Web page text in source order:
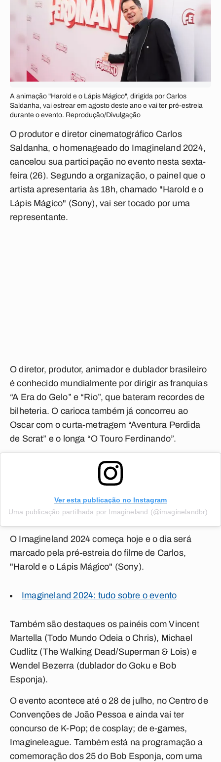
A animação "Harold e o Lápis Mágico", dirigida por Carlos
Saldanha, vai estrear em agosto deste ano e vai ter pré-estreia
durante o evento. Reprodução/Divulgação
O produtor e diretor cinematográfico Carlos
Saldanha, o homenageado do Imagineland 2024,
cancelou sua participação no evento nesta sexta-
feira (26). Segundo a organização, o painel que o
artista apresentaria às 18h, chamado "Harold e o
Lápis Mágico" (Sony), vai ser tocado por uma
representante.
O diretor, produtor, animador e dublador brasileiro
é conhecido mundialmente por dirigir as franquias
“A Era do Gelo” e “Rio”, que bateram recordes de
bilheteria. O carioca também já concorreu ao
Oscar com o curta-metragem “Aventura Perdida
de Scrat” e o longa “O Touro Ferdinando”.
Ver esta publicação no Instagram
Uma publicação partilhada por Imagineland (@imaginelandbr)
O Imagineland 2024 começa hoje e o dia será
marcado pela pré-estreia do filme de Carlos,
"Harold e o Lápis Mágico" (Sony).
Imagineland 2024: tudo sobre o evento
Também são destaques os painéis com Vincent
Martella (Todo Mundo Odeia o Chris), Michael
Cudlitz (The Walking Dead/Superman & Lois) e
Wendel Bezerra (dublador do Goku e Bob
Esponja).
O evento acontece até o 28 de julho, no Centro de
Convenções de João Pessoa e ainda vai ter
concurso de K-Pop; de cosplay; de e-games,
Imagineleague. Também está na programação a
comemoração dos 25 do Bob Esponja, com uma